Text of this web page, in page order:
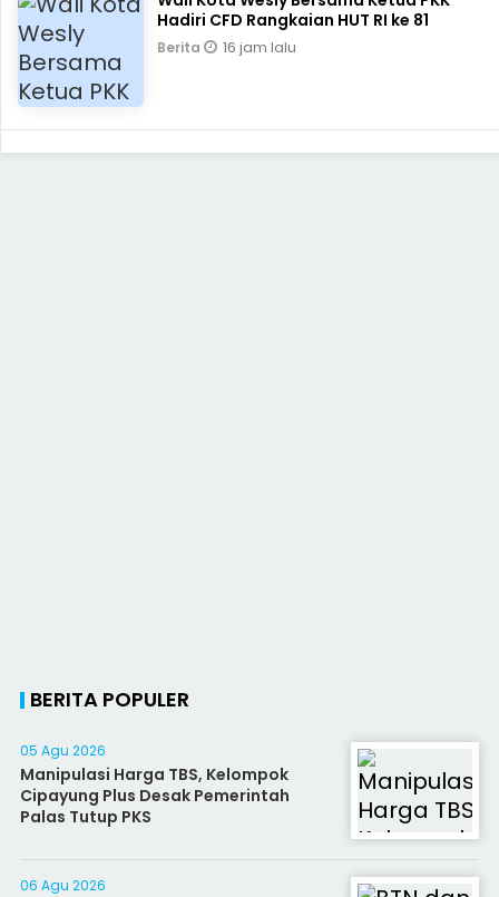
Hadiri CFD Rangkaian HUT RI ke 81
Berita 16 jam lalu
BERITA POPULER
05 Agu 2026
Manipulasi Harga TBS, Kelompok
Cipayung Plus Desak Pemerintah
Palas Tutup PKS
06 Agu 2026